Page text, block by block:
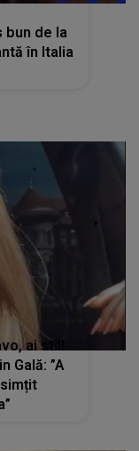
bun de la
în Italia
ai stil!
Gală: ”A